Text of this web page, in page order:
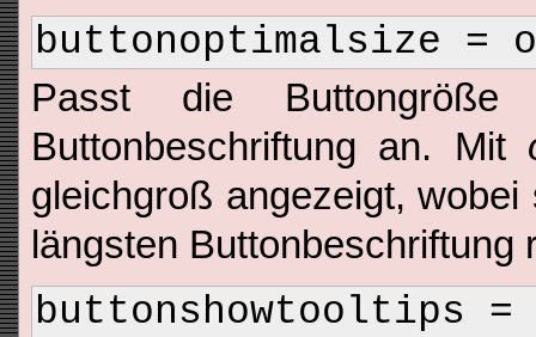
buttonoptimalsize =
Passt die
Buttonbeschriftung an. Mit
gleichgroß angezeigt,
längsten Buttonbeschriftung
buttonshowtooltips =